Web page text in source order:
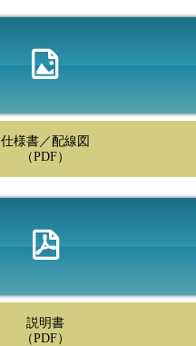
仕様書／配線図
（PDF）
説明書
（PDF）